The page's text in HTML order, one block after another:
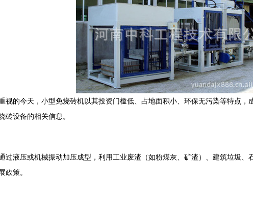
视的今天，小型免烧砖机以其投资门槛低、占地面积小、环保无污染等特点
砖设备的相关信息。
过液压或机械振动加压成型，利用工业废渣（如粉煤灰、矿渣）、建筑垃圾
政策。